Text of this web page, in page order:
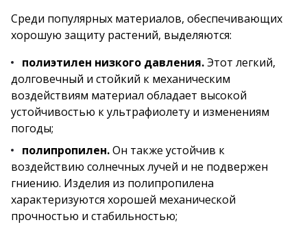
Среди популярных материалов, обеспечивающих
хорошую защиту растений, выделяются:
полиэтилен низкого давления.Этот легкий,
долговечный и стойкий к механическим
воздействиям материал обладает высокой
устойчивостью к ультрафиолету и изменениям
погоды;
полипропилен.Он также устойчив к
воздействию солнечных лучей и не подвержен
гниению. Изделия из полипропилена
характеризуются хорошей механической
прочностью и стабильностью;